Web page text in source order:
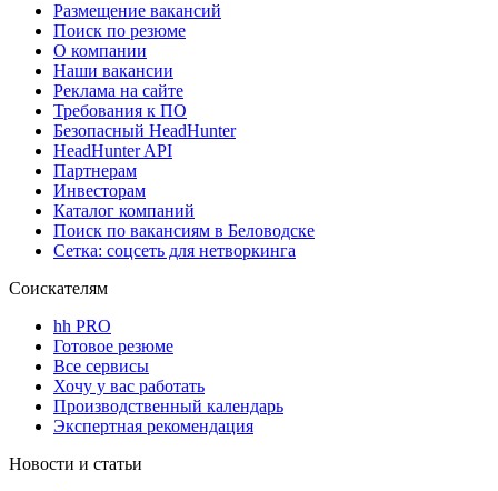
Размещение вакансий
Поиск по резюме
О компании
Наши вакансии
Реклама на сайте
Требования к ПО
Безопасный HeadHunter
HeadHunter API
Партнерам
Инвесторам
Каталог компаний
Поиск по вакансиям в Беловодске
Сетка: соцсеть для нетворкинга
Соискателям
hh PRO
Готовое резюме
Все сервисы
Хочу у вас работать
Производственный календарь
Экспертная рекомендация
Новости и статьи